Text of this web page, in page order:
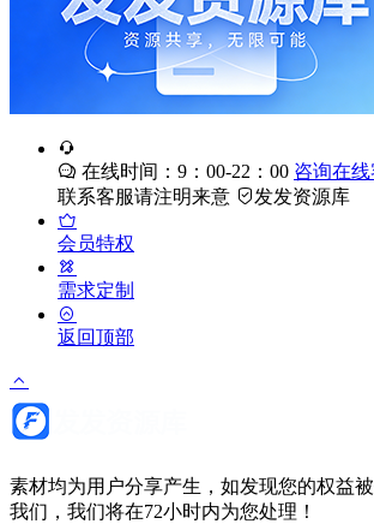
在线时间：9：00-22：00 咨询在线
联系客服请注明来意
发发资源库
会员特权
需求定制
返回顶部
素材均为用户分享产生，如发现您的权益
我们，我们将在72小时内为您处理！